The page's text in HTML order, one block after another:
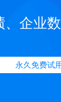
企业
永久免费试用